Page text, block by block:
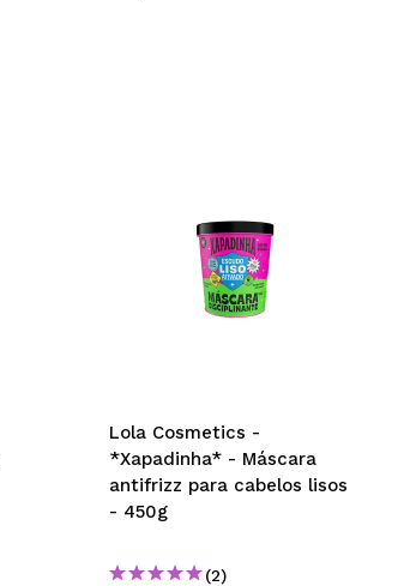
Lola Cosmetics -
*Xapadinha* - Máscara
antifrizz para cabelos lisos
- 450g
(2)